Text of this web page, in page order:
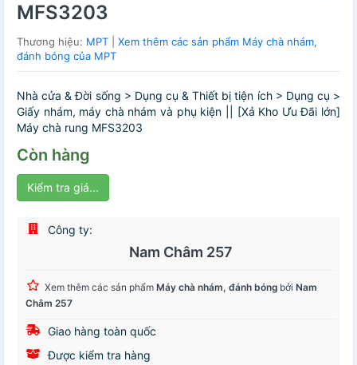
MFS3203
Thương hiệu: MPT
Xem thêm các sản phẩm Máy chà nhám,
đánh bóng của MPT
Nhà cửa & Đời sống > Dụng cụ & Thiết bị tiện ích > Dụng cụ >
Giấy nhám, máy chà nhám và phụ kiện || [Xả Kho Ưu Đãi lớn]
Máy chà rung MFS3203
Còn hàng
Kiểm tra giá...
Công ty:
Nam Châm 257
Xem thêm các sản phẩm Máy chà nhám, đánh bóng bởi Nam
Châm 257
Giao hàng toàn quốc
Được kiểm tra hàng